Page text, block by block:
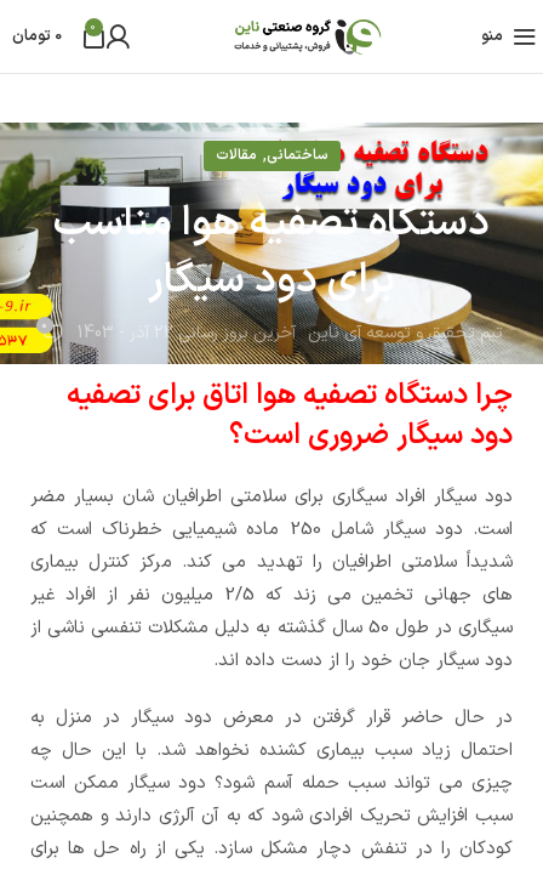
منو 0
0 تومان
ساختمانی, مقالات
دستگاه تصفیه هوا مناسب
برای دود سیگار
تیم تحقیق و توسعه آی ناین آخرین بروز رسانی 22 آذر - 1403 0
چرا دستگاه تصفیه هوا اتاق برای تصفیه
دود سیگار ضروری است؟
دود سیگار افراد سیگاری برای سلامتی اطرافیان شان بسیار مضر
است. دود سیگار شامل 250 ماده شیمیایی خطرناک است که
شدیداً سلامتی اطرافیان را تهدید می کند. مرکز کنترل بیماری
های جهانی تخمین می زند که 2/5 میلیون نفر از افراد غیر
سیگاری در طول 50 سال گذشته به دلیل مشکلات تنفسی ناشی از
دود سیگار جان خود را از دست داده اند.
در حال حاضر قرار گرفتن در معرض دود سیگار در منزل به
احتمال زیاد سبب بیماری کشنده نخواهد شد. با این حال چه
چیزی می تواند سبب حمله آسم شود؟ دود سیگار ممکن است
سبب افزایش تحریک افرادی شود که به آن آلرژی دارند و همچنین
کودکان را در تنفش دچار مشکل سازد. یکی از راه حل ها برای